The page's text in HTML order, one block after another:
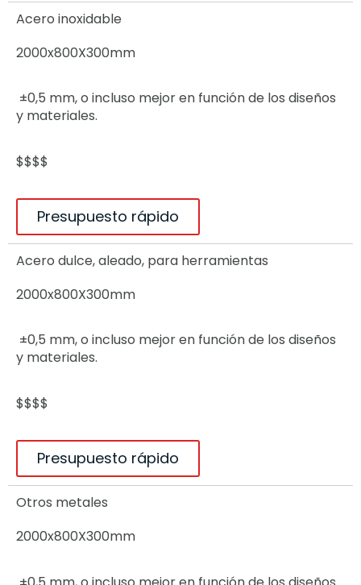
Acero inoxidable
2000x800X300mm
±0,5 mm, o incluso mejor en función de los diseños
y materiales.
$$$$
Presupuesto rápido
Acero dulce, aleado, para herramientas
2000x800X300mm
±0,5 mm, o incluso mejor en función de los diseños
y materiales.
$$$$
Presupuesto rápido
Otros metales
2000x800X300mm